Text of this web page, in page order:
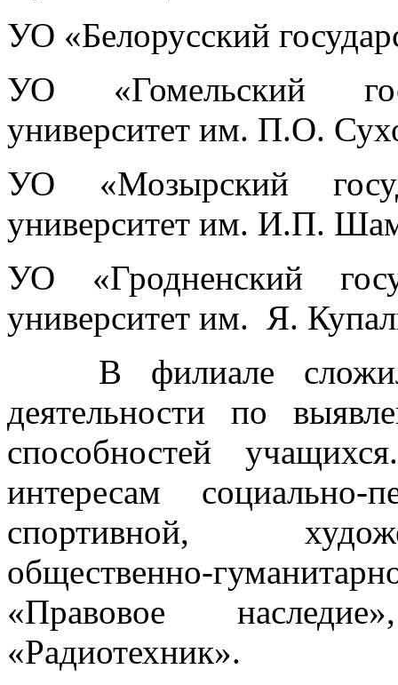
УО «Белорусский
УО «Гомельский
университет им. П.О.
УО «Мозырский
университет им. И.П.
УО «Гродненский
университет им. Я.
В филиале
деятельности по
способностей
интересам социально-
спортивной,
общественно-
«Правовое
«Радиотехник».